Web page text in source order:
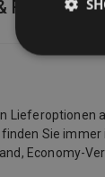
Lieferoptionen
Sie
Economy-